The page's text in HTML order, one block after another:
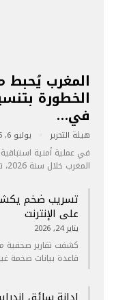
المغرب يُحبط
الخطورة
في…
هيئة التحرير يوليو 6, 2026
في عملية أمنية
المغرب خلال سنة 2026، تمكن المكتب المركزي…
على الإنترنت
يناير 24, 2026
كشفت تقارير صحفية
قاعدة بيانات ضخمة غير